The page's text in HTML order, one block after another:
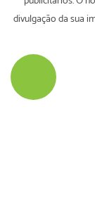
divulgação da sua